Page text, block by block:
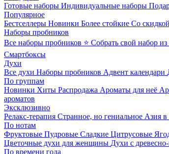
Готовые наборы Индивидуальные наборы
Популярное
Бестселлеры Новинки Более стойкие Со скидкой
Наборы пробников
Все наборы пробников ⭐ Собрать свой набор
Смартбоксы
Духи
Все духи Наборы пробников Адвент календари
По группам
Новинки Хиты Распродажа Ароматы для неё
ароматов
Эксклюзивно
Релакс-терапия Странное, но гениальное Азия в
По нотам
Фруктовые Пудровые Сладкие Цитрусовые
Цветочные духи для женщины Духи с
По времени года